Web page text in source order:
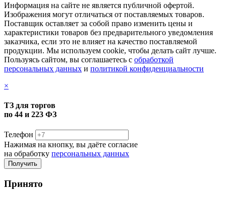
Информация на сайте не является публичной офертой.
Изображения могут отличаться от поставляемых товаров.
Поставщик оставляет за собой право изменить цены и
характеристики товаров без предварительного уведомления
заказчика, если это не влияет на качество поставляемой
продукции. Мы используем cookie, чтобы делать сайт лучше.
Пользуясь сайтом, вы соглашаетесь с обработкой
персональных данных и политикой конфиденциальности
×
ТЗ для торгов
по 44 и 223 ФЗ
Телефон
Нажимая на кнопку, вы даёте согласие
на обработку персональных данных
Принято